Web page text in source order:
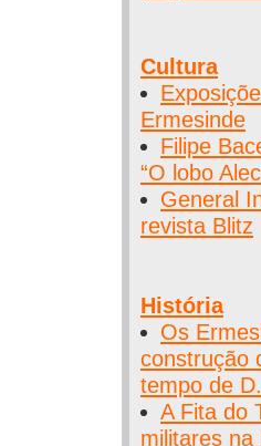
Cultura
Ermesinde
Filipe
“O lobo
General
revista Blitz
História
Os
construção
tempo de
A Fita do
militares